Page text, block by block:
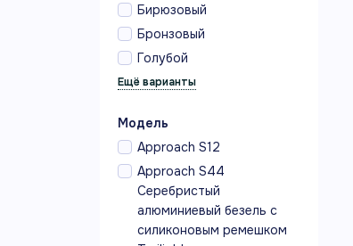
Бирюзовый
Бронзовый
Голубой
Модель
Approach S12
Approach S44
Серебристый
алюминиевый безель с
силиконовым ремешком